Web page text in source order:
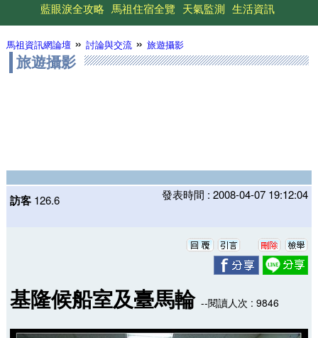
藍眼淚全攻略 馬祖住宿全覽 天氣監測 生活資訊
馬祖資訊網論壇» 討論與交流» 旅遊攝影
旅遊攝影
訪客126.6 發表時間 : 2008-04-07 19:12:04
基隆候船室及臺馬輪 --閱讀人次 : 9846